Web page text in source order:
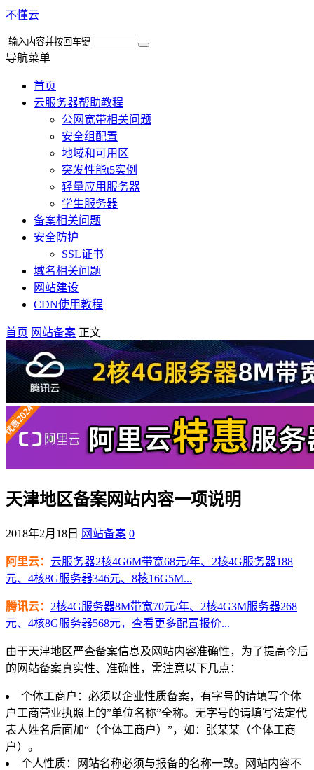
不懂云
导航菜单
首页
云服务器帮助教程
公网宽带相关问题
安全组配置
地域和可用区
突发性能t5实例
轻量应用服务器
学生服务器
备案相关问题
安全防护
SSL证书
域名相关问题
网站建设
CDN使用教程
首页 网站备案 正文
天津地区备案网站内容一项说明
2018年2月18日 网站备案 0
阿里云： 云服务器2核4G6M带宽68元/年、2核4G服务器188
元、4核8G服务器346元、8核16G5M...
腾讯云： 2核4G服务器8M带宽70元/年、2核4G3M服务器268
元、4核8G服务器568元，查看更多配置报价...
由于天津地区严查备案信息及网站内容准确性，为了提高今后
的网站备案真实性、准确性，需注意以下几点：
个体工商户：必须以企业性质备案，有字号的请填写个体
户工商营业执照上的”单位名称”全称。无字号的请填写法定代
表人姓名后面加“（个体工商户）”，如：张某某（个体工商
户）。
个人性质：网站名称必须与报备的名称一致。网站内容不